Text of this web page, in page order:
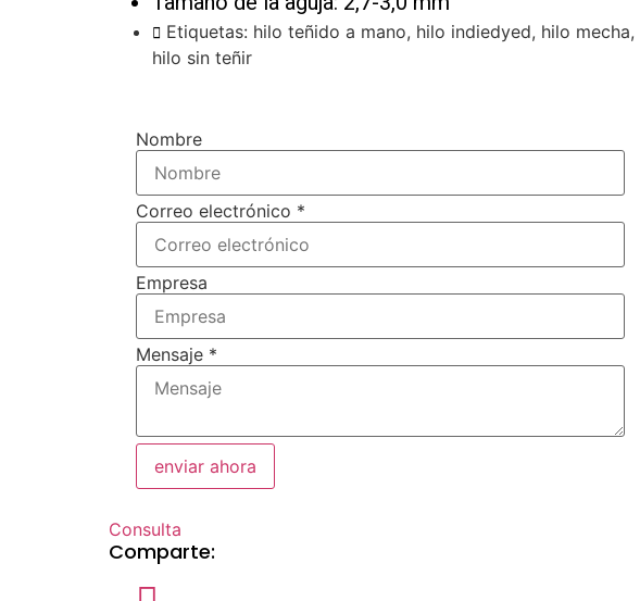
Etiquetas: hilo teñido a mano, hilo indiedyed, hilo mecha,
hilo sin teñir
Nombre
Correo electrónico *
Empresa
Mensaje *
enviar ahora
Consulta
Comparte: